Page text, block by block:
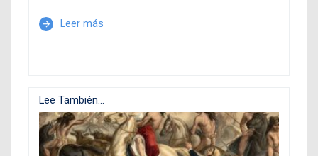
arrow_forward Leer más
Lee También...